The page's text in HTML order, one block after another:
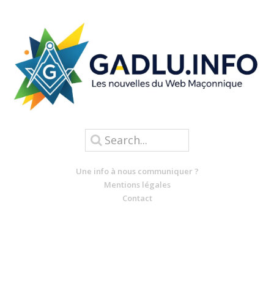
Une info à nous communiquer ?
Mentions légales
Contact